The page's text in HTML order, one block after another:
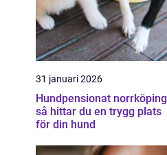
31 januari 2026
Hundpensionat norrköping
så hittar du en trygg plats
för din hund